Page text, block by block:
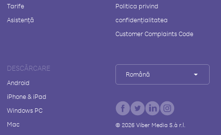
Tarife
Asistență
Politica privind
confidențialitatea
Customer Complaints Code
DESCĂRCARE
Android
iPhone & iPad
Windows PC
Mac
Română
© 2026Viber Media S.à r.l.